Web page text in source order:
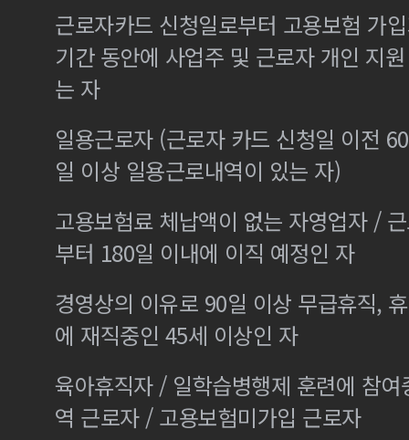
근로자카드 신청일로부터 고용보험 가
기간 동안에 사업주 및 근로자 개인 지
는 자
일용근로자 (근로자 카드 신청일 이전
일 이상 일용근로내역이 있는 자)
고용보험료 체납액이 없는 자영업자 /
부터 180일 이내에 이직 예정인 자
경영상의 이유로 90일 이상 무급휴직,
에 재직중인 45세 이상인 자
육아휴직자 / 일학습병행제 훈련에 참
역 근로자 / 고용보험미가입 근로자